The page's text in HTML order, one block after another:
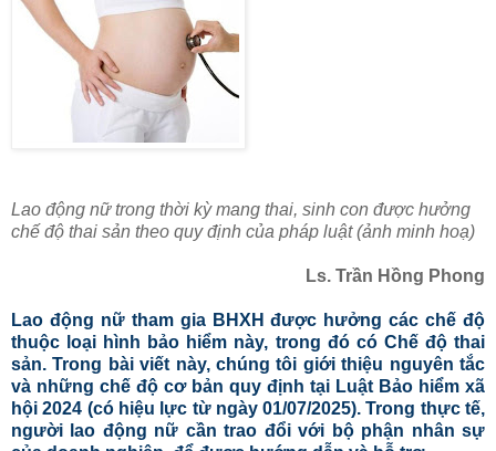
Lao động nữ trong thời kỳ mang thai, sinh con được hưởng
chế độ thai sản theo quy định của pháp luật (ảnh minh hoạ)
Ls. Trần Hồng Phong
Lao động nữ tham gia BHXH được hưởng các chế độ
thuộc loại hình bảo hiểm này, trong đó có Chế độ thai
sản. Trong bài viết này, chúng tôi giới thiệu nguyên tắc
và những chế độ cơ bản quy định tại Luật Bảo hiểm xã
hội 2024 (có hiệu lực từ ngày 01/07/2025). Trong thực tế,
người lao động nữ cần trao đổi với bộ phận nhân sự